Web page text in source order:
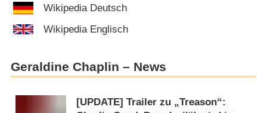
Wikipedia Deutsch
Wikipedia Englisch
Geraldine Chaplin – News
[UPDATE] Trailer zu „Treason“: